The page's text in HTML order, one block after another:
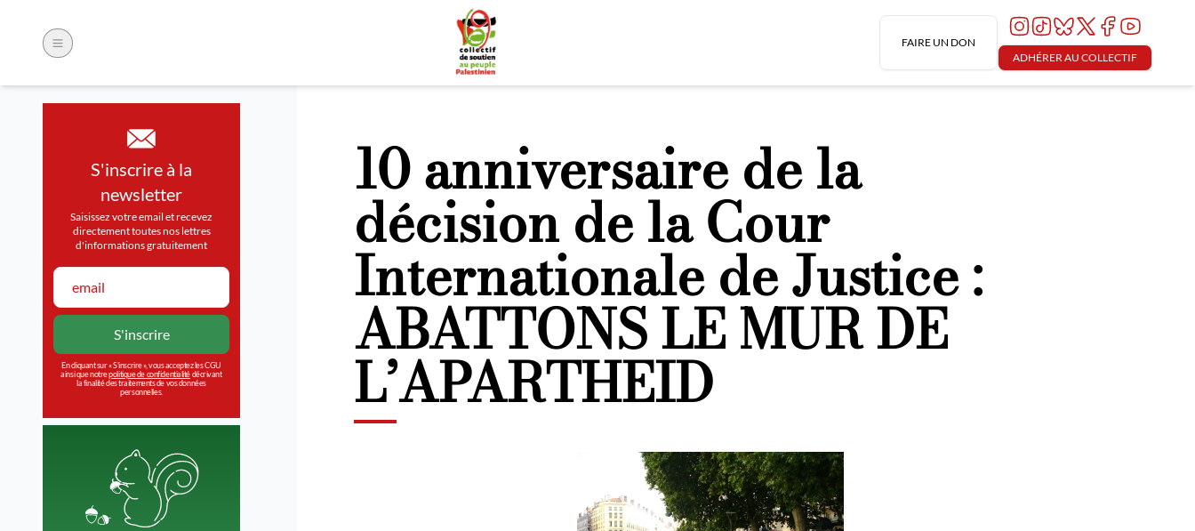
FAIRE UN DON
ADHÉRER AU COLLECTIF
S'inscrire à la
newsletter
Saisissez votre email et recevez
directement toutes nos lettres
d'informations gratuitement
En cliquant sur « S’inscrire », vous acceptez les CGU
ainsi que notrepolitique de confidentialitédécrivant
la finalité des traitements de vos données
personnelles.
10 anniversaire de la
décision de la Cour
Internationale de Justice :
ABATTONS LE MUR DE
L’APARTHEID